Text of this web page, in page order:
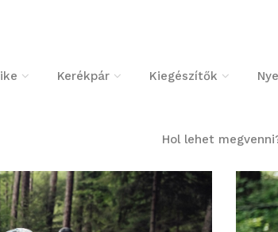
Kerékpár Kiegészítők
Hol lehet